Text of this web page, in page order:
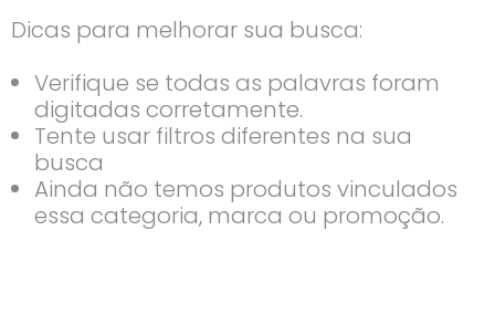
Dicas para melhorar sua busca:
Verifique se todas as palavras foram
digitadas corretamente.
Tente usar filtros diferentes na sua
busca
Ainda não temos produtos vinculados
essa categoria, marca ou promoção.